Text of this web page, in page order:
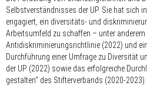
Selbstverständnisses der UP. Sie hat sich
engagiert, ein diversitäts- und
Arbeitsumfeld zu schaffen – unter
Antidiskriminierungsrichtlinie (2022) und
Durchführung einer Umfrage zu Diversität
der UP (2022) sowie das erfolgreiche
gestalten“ des Stifterverbands (2020-